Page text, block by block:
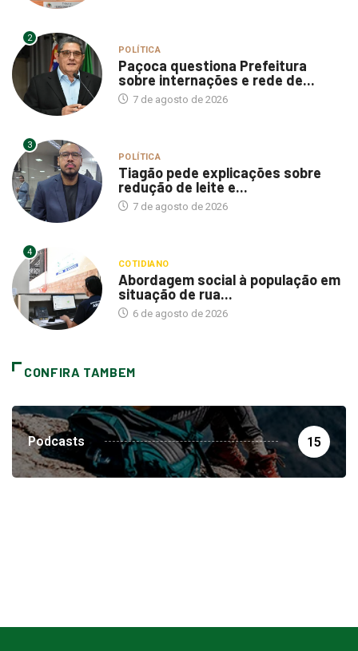
2
POLÍTICA
Paçoca questiona Prefeitura
sobre internações e rede de...
7 de agosto de 2026
3
POLÍTICA
Tiagão pede explicações sobre
redução de leite e...
7 de agosto de 2026
4
COTIDIANO
Abordagem social à população em
situação de rua...
6 de agosto de 2026
CONFIRA TAMBEM
Podcasts 15